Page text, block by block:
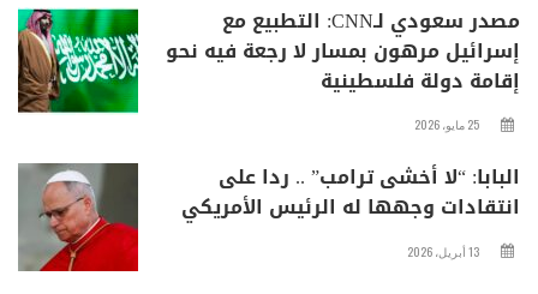
مصدر سعودي لـCNN: التطبيع مع
إسرائيل مرهون بمسار لا رجعة فيه نحو
إقامة دولة فلسطينية
25 مايو، 2026
البابا: “لا أخشى ترامب” .. ردا على
انتقادات وجهها له الرئيس الأمريكي
13 أبريل، 2026